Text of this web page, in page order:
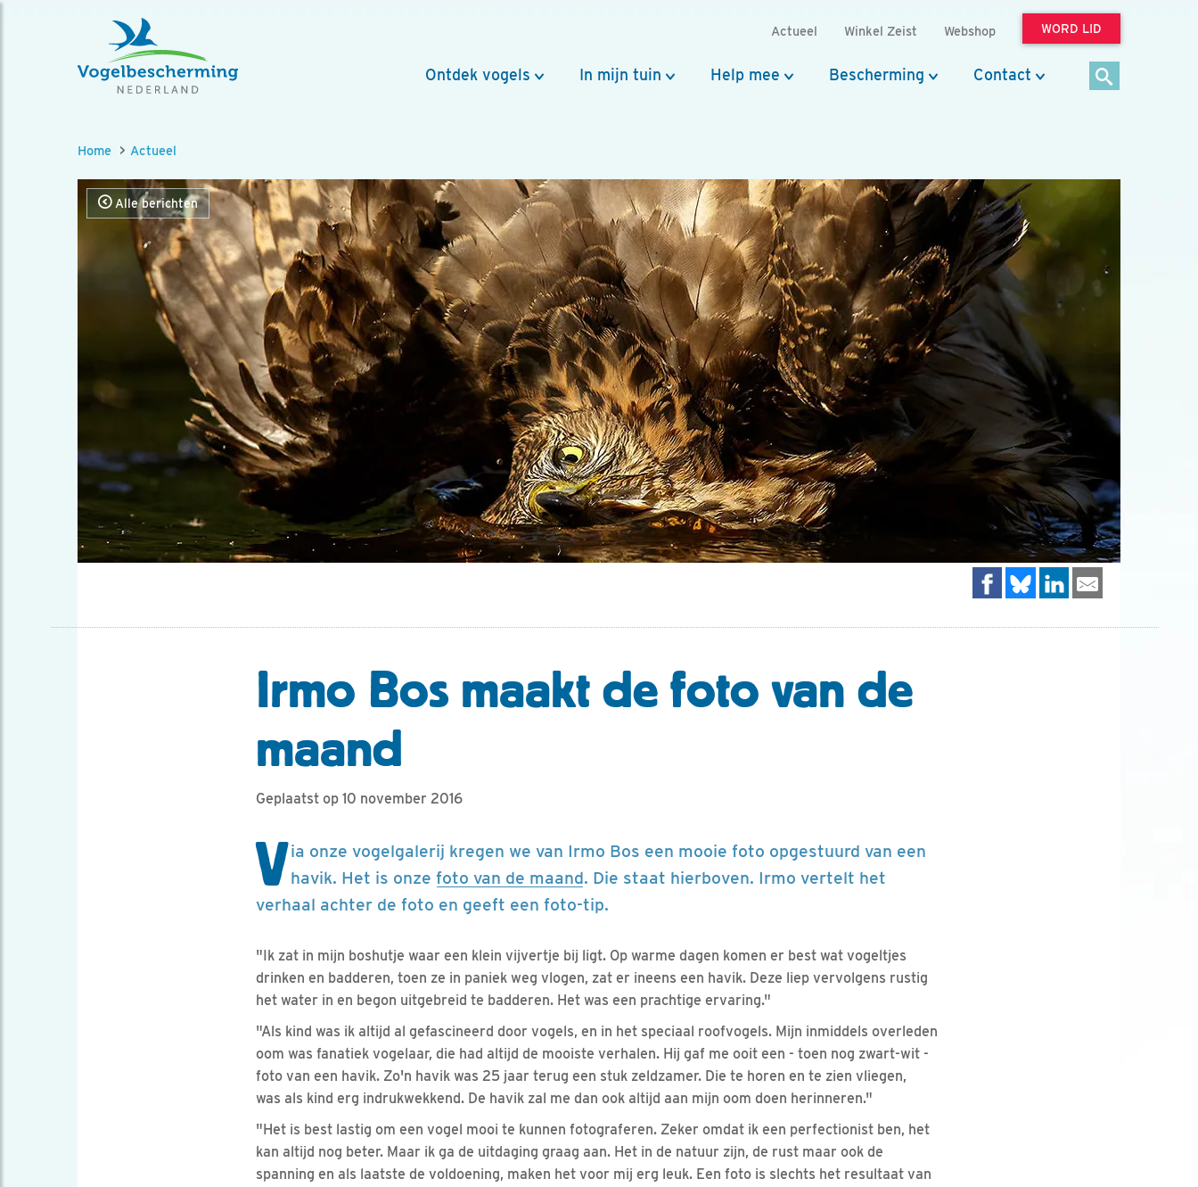
Actueel Winkel Zeist Webshop WORD LID
Ontdek vogels In mijn tuin Help mee Bescherming Contact
Home Actueel
Alle berichten
Irmo Bos maakt de foto van de
maand
Geplaatst op 10 november 2016
Via onze vogelgalerij kregen we van Irmo Bos een mooie foto opgestuurd van een
havik. Het is onze foto van de maand. Die staat hierboven. Irmo vertelt het
verhaal achter de foto en geeft een foto-tip.
"Ik zat in mijn boshutje waar een klein vijvertje bij ligt. Op warme dagen komen er best wat vogeltjes
drinken en badderen, toen ze in paniek weg vlogen, zat er ineens een havik. Deze liep vervolgens rustig
het water in en begon uitgebreid te badderen. Het was een prachtige ervaring."
"Als kind was ik altijd al gefascineerd door vogels, en in het speciaal roofvogels. Mijn inmiddels overleden
oom was fanatiek vogelaar, die had altijd de mooiste verhalen. Hij gaf me ooit een - toen nog zwart-wit -
foto van een havik. Zo'n havik was 25 jaar terug een stuk zeldzamer. Die te horen en te zien vliegen,
was als kind erg indrukwekkend. De havik zal me dan ook altijd aan mijn oom doen herinneren."
"Het is best lastig om een vogel mooi te kunnen fotograferen. Zeker omdat ik een perfectionist ben, het
kan altijd nog beter. Maar ik ga de uitdaging graag aan. Het in de natuur zijn, de rust maar ook de
spanning en als laatste de voldoening, maken het voor mij erg leuk. Een foto is slechts het resultaat van